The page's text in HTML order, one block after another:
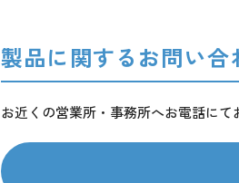
製品に関するお問い合
お近くの営業所・事務所へお電話にて